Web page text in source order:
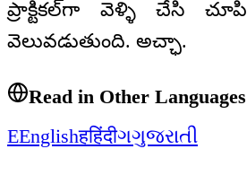
ప్రాక్టికల్‌గా వెళ్ళి చేసి
వెలువడుతుంది. అచ్ఛా.
Read in Other Languages
EEnglishहहिंदीગગુજરાતી